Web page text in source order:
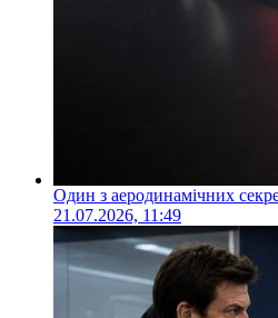
Один з аеродинамічних
21.07.2026, 11:49